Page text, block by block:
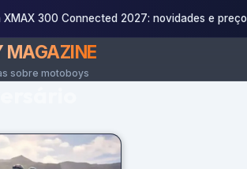
XMAX 300 Connected 2027: novidades e preço
MAGAZINE
sobre motoboys